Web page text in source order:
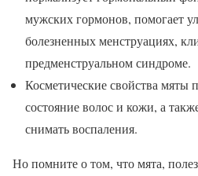
мужских гормонов, помогает
болезненных менструациях,
предменструальном синдроме.
Косметические свойства мяты
состояние волос и кожи, а
снимать воспаления.
Но помните о том, что мята,